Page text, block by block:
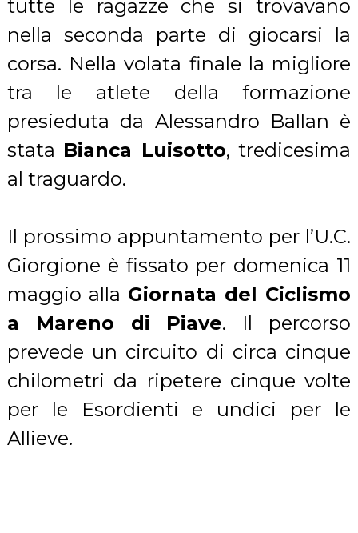
tutte le ragazze che si trovavano
nella seconda parte di giocarsi la
corsa. Nella volata finale la migliore
tra le atlete della formazione
presieduta da Alessandro Ballan è
stata Bianca Luisotto, tredicesima
al traguardo.
Il prossimo appuntamento per l’U.C.
Giorgione è fissato per domenica 11
maggio alla Giornata del Ciclismo
a Mareno di Piave. Il percorso
prevede un circuito di circa cinque
chilometri da ripetere cinque volte
per le Esordienti e undici per le
Allieve.